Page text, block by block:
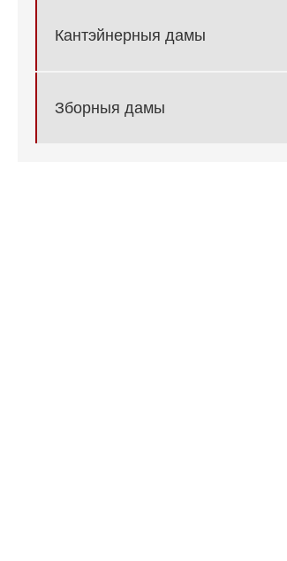
Кантэйнерныя дамы
Зборныя дамы